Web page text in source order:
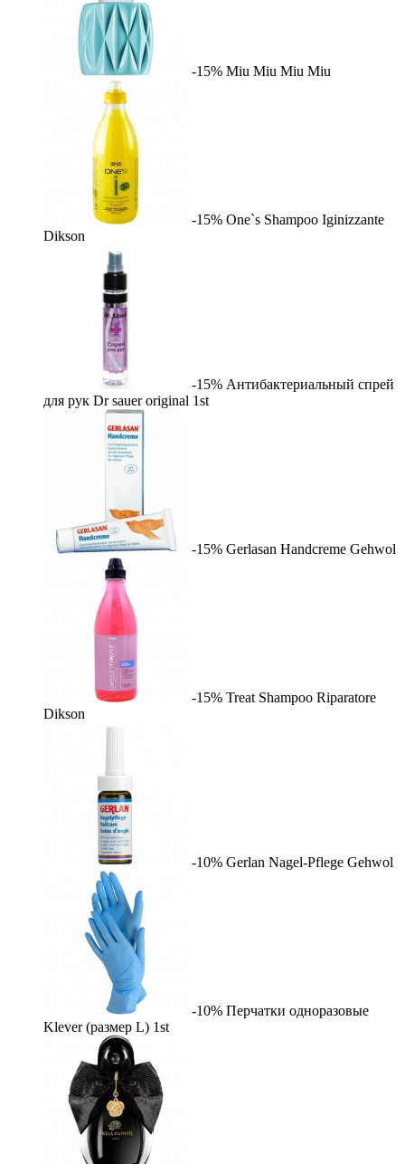
-15% Miu Miu Miu Miu
-15% One`s Shampoo Iginizzante
Dikson
-15% Антибактериальный спрей
для рук Dr sauer original 1st
-15% Gerlasan Handcreme Gehwol
-15% Treat Shampoo Riparatore
Dikson
-10% Gerlan Nagel-Pflege Gehwol
-10% Перчатки одноразовые
Klever (размер L) 1st